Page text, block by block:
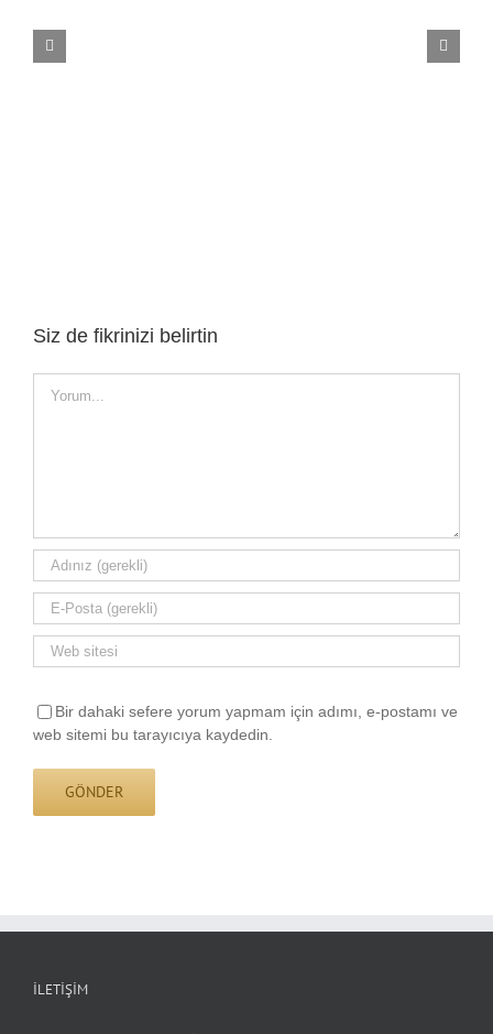
Siz de fikrinizi belirtin
Bir dahaki sefere yorum yapmam için adımı, e-postamı ve
web sitemi bu tarayıcıya kaydedin.
İLETIŞIM